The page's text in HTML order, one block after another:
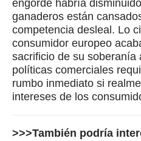
engorde habría
ganaderos están
competencia desleal. Lo
consumidor europeo
sacrificio de su
políticas comerciales
rumbo inmediato si
intereses de los
>>>También podría